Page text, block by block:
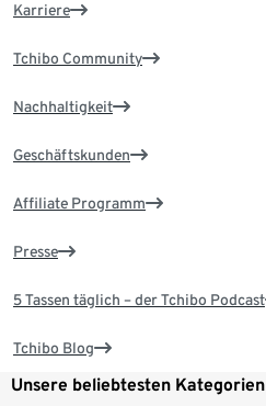
Karriere
Tchibo Community
Nachhaltigkeit
Geschäftskunden
Affiliate Programm
Presse
5 Tassen täglich – der Tchibo Podcast
Tchibo Blog
Unsere beliebtesten Kategorien